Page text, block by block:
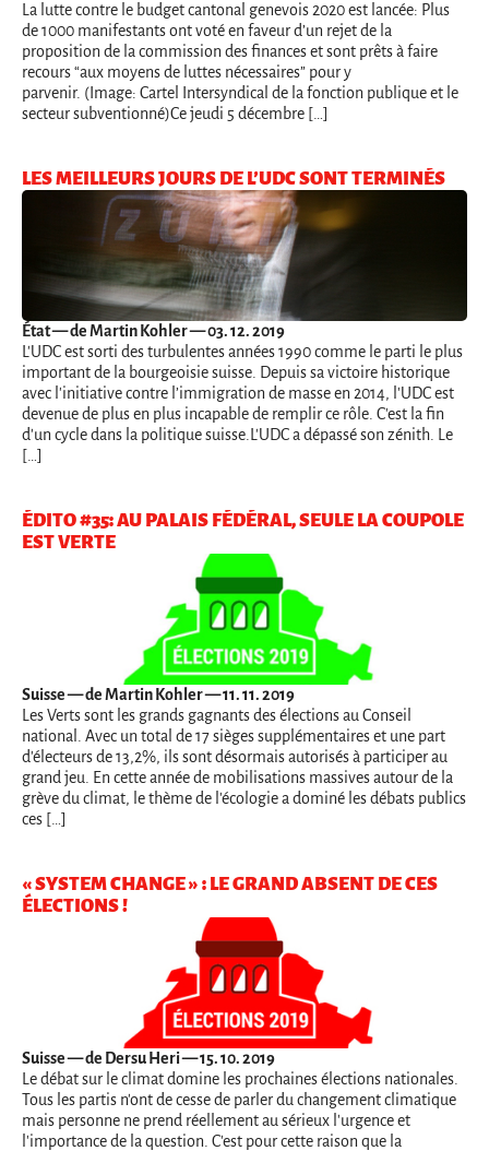
La lutte contre le budget cantonal genevois 2020 est lancée: Plus
de 1000 manifestants ont voté en faveur d’un rejet de la
proposition de la commission des finances et sont prêts à faire
recours “aux moyens de luttes nécessaires” pour y
parvenir. (Image: Cartel Intersyndical de la fonction publique et le
secteur subventionné)Ce jeudi 5 décembre […]
LES MEILLEURS JOURS DE L’UDC SONT TERMINÉS
État— de Martin Kohler — 03. 12. 2019
L'UDC est sorti des turbulentes années 1990 comme le parti le plus
important de la bourgeoisie suisse. Depuis sa victoire historique
avec l'initiative contre l’immigration de masse en 2014, l'UDC est
devenue de plus en plus incapable de remplir ce rôle. C'est la fin
d'un cycle dans la politique suisse.L'UDC a dépassé son zénith. Le
[…]
ÉDITO #35: AU PALAIS FÉDÉRAL, SEULE LA COUPOLE
EST VERTE
Suisse— de Martin Kohler — 11. 11. 2019
Les Verts sont les grands gagnants des élections au Conseil
national. Avec un total de 17 sièges supplémentaires et une part
d'électeurs de 13,2%, ils sont désormais autorisés à participer au
grand jeu. En cette année de mobilisations massives autour de la
grève du climat, le thème de l'écologie a dominé les débats publics
ces […]
« SYSTEM CHANGE » : LE GRAND ABSENT DE CES
ÉLECTIONS !
Suisse— de Dersu Heri — 15. 10. 2019
Le débat sur le climat domine les prochaines élections nationales.
Tous les partis n'ont de cesse de parler du changement climatique
mais personne ne prend réellement au sérieux l'urgence et
l'importance de la question. C'est pour cette raison que la